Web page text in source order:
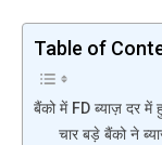
Table of
बैंको में FD ब्याज़ दर में
चार बड़े बैंको ने